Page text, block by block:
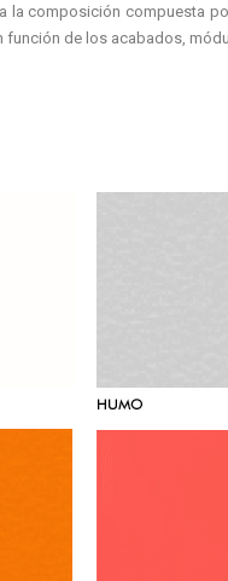
la composición compuesta
función de los acabados,